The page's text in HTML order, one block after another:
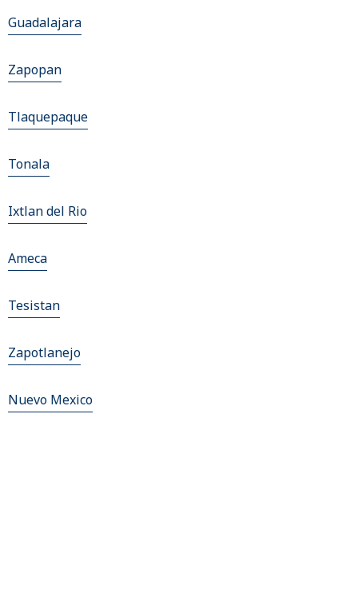
Guadalajara
Zapopan
Tlaquepaque
Tonala
Ixtlan del Rio
Ameca
Tesistan
Zapotlanejo
Nuevo Mexico